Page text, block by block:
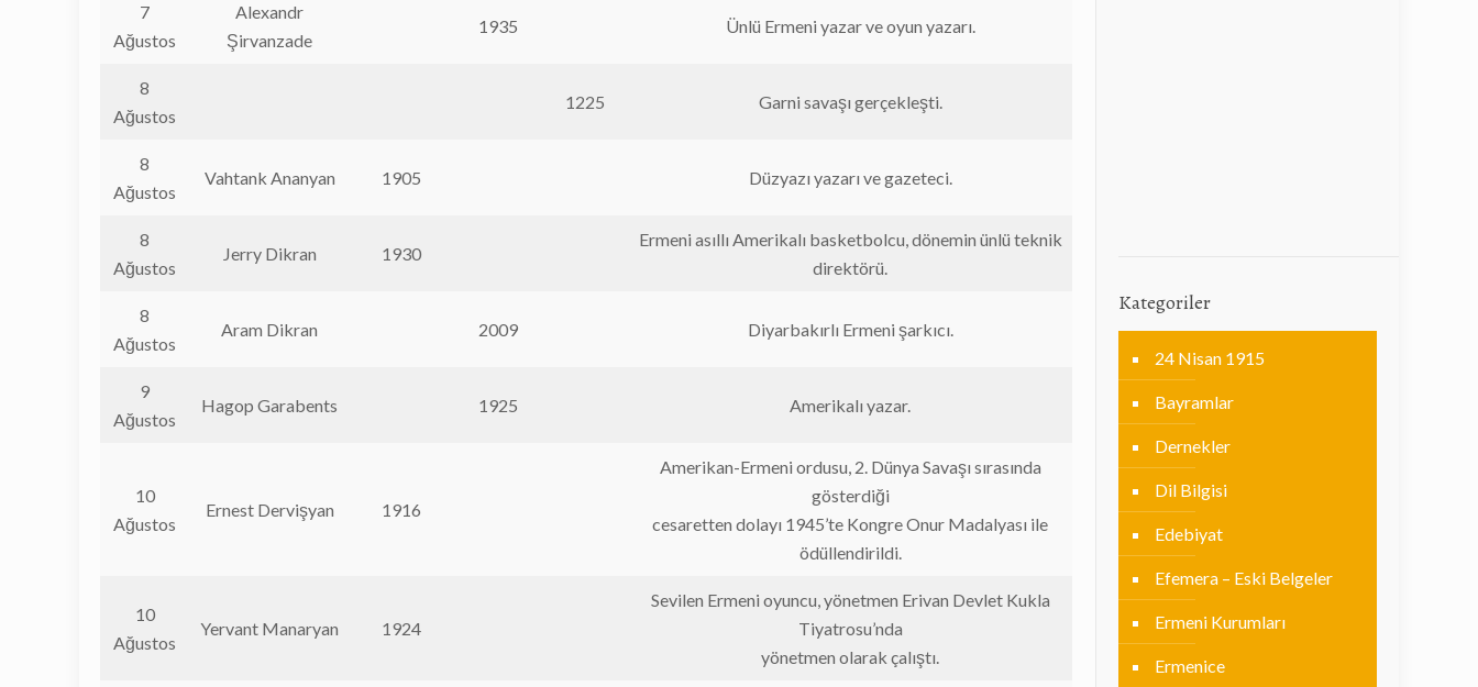
7
Ağustos
Alexandr
Şirvanzade
1935 Ünlü Ermeni yazar ve oyun yazarı.
8
Ağustos
1225 Garni savaşı gerçekleşti.
8
Ağustos
Vahtank Ananyan 1905 Düzyazı yazarı ve gazeteci.
8
Ağustos
Jerry Dikran 1930
Ermeni asıllı Amerikalı basketbolcu, dönemin ünlü teknik
direktörü.
8
Ağustos
Aram Dikran 2009 Diyarbakırlı Ermeni şarkıcı.
9
Ağustos
Hagop Garabents 1925 Amerikalı yazar.
10
Ağustos
Ernest Dervişyan 1916
Amerikan-Ermeni ordusu, 2. Dünya Savaşı sırasında
gösterdiği
cesaretten dolayı 1945’te Kongre Onur Madalyası ile
ödüllendirildi.
10
Ağustos
Yervant Manaryan 1924
Sevilen Ermeni oyuncu, yönetmen Erivan Devlet Kukla
Tiyatrosu’nda
yönetmen olarak çalıştı.
Kategoriler
24 Nisan 1915
Bayramlar
Dernekler
Dil Bilgisi
Edebiyat
Efemera – Eski Belgeler
Ermeni Kurumları
Ermenice